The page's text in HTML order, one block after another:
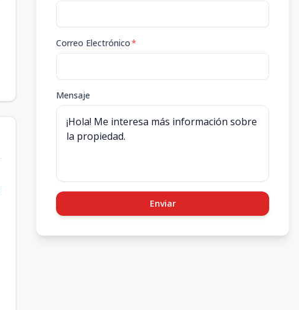
Correo Electrónico*
Mensaje
Enviar